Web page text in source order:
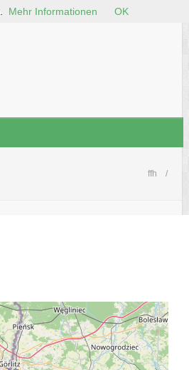
ffh
Mehr Informationen OK